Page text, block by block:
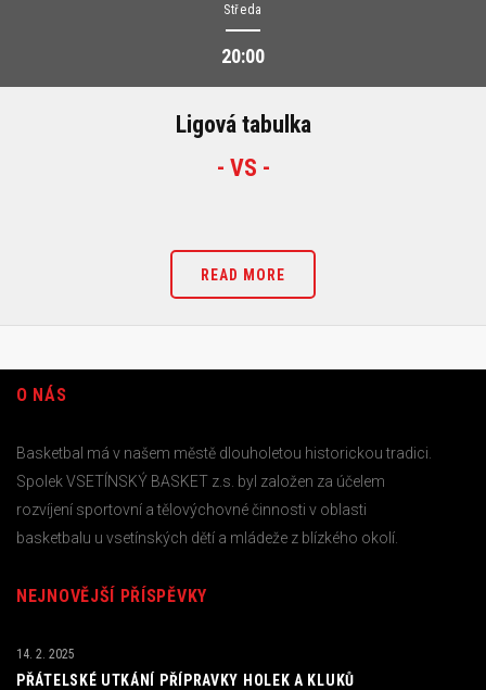
Středa
20:00
Ligová tabulka
- VS -
READ MORE
O NÁS
Basketbal má v našem městě dlouholetou historickou tradici.
Spolek VSETÍNSKÝ BASKET z.s. byl založen za účelem
rozvíjení sportovní a tělovýchovné činnosti v oblasti
basketbalu u vsetínských dětí a mládeže z blízkého okolí.
NEJNOVĚJŠÍ PŘÍSPĚVKY
PŘÁTELSKÉ UTKÁNÍ PŘÍPRAVKY HOLEK A KLUKŮ
14. 2. 2025